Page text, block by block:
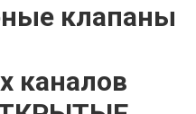
клапаны
каналов